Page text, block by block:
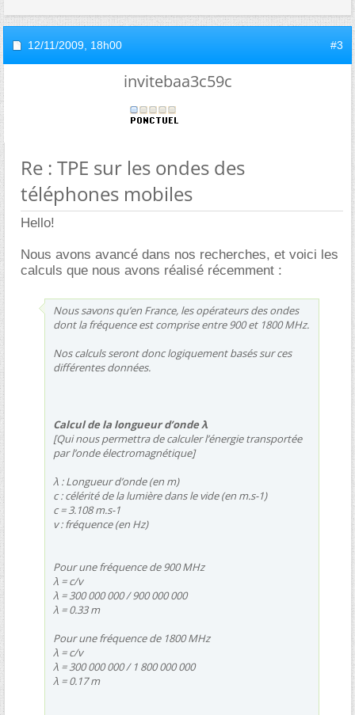
12/11/2009, 18h00 #3
invitebaa3c59c
Re : TPE sur les ondes des
téléphones mobiles
Hello!
Nous avons avancé dans nos recherches, et voici les
calculs que nous avons réalisé récemment :
Nous savons qu’en France, les opérateurs des ondes
dont la fréquence est comprise entre 900 et 1800 MHz.
Nos calculs seront donc logiquement basés sur ces
différentes données.
Calcul de la longueur d’onde λ
[Qui nous permettra de calculer l’énergie transportée
par l’onde électromagnétique]
λ : Longueur d’onde (en m)
c : célérité de la lumière dans le vide (en m.s-1)
c = 3.108 m.s-1
v : fréquence (en Hz)
Pour une fréquence de 900 MHz
λ = c/v
λ = 300 000 000 / 900 000 000
λ = 0.33 m
Pour une fréquence de 1800 MHz
λ = c/v
λ = 300 000 000 / 1 800 000 000
λ = 0.17 m